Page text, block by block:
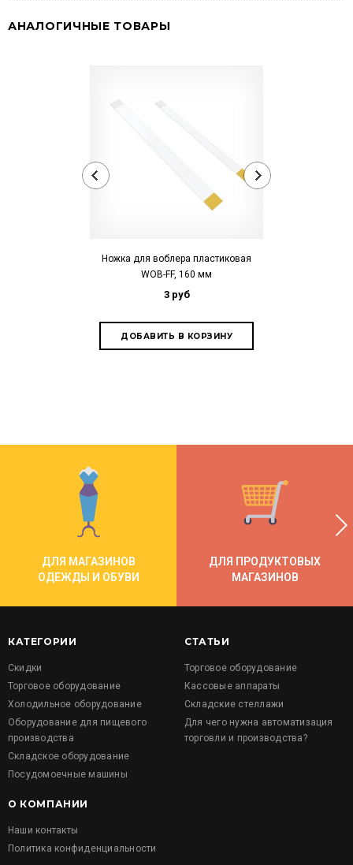
АНАЛОГИЧНЫЕ ТОВАРЫ
Ножка для воблера пластиковая
WOB-FF, 160 мм
3 руб
ДЛЯ МАГАЗИНОВ
ОДЕЖДЫ И ОБУВИ
ДЛЯ ПРОДУКТОВЫХ
МАГАЗИНОВ
КАТЕГОРИИ
Скидки
Торговое оборудование
Холодильное оборудование
Оборудование для пищевого
производства
Складское оборудование
Посудомоечные машины
СТАТЬИ
Торговое оборудование
Кассовые аппараты
Складские стеллажи
Для чего нужна автоматизация
торговли и производства?
О КОМПАНИИ
Наши контакты
Политика конфиденциальности